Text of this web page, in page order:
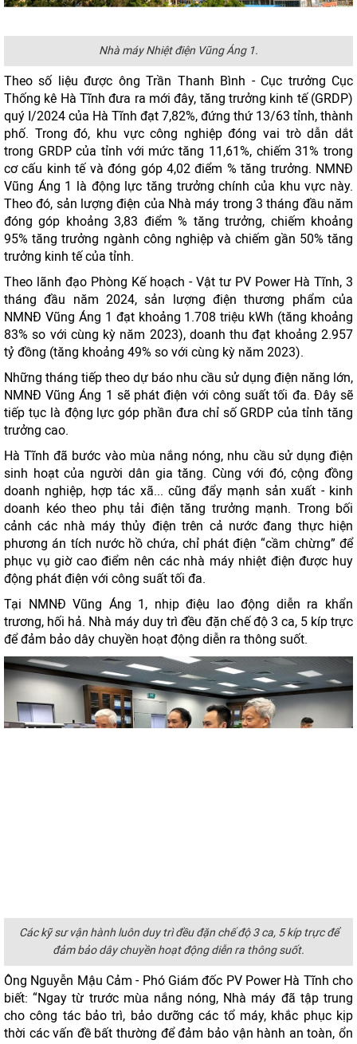
Nhà máy Nhiệt điện Vũng Áng 1.
Theo số liệu được ông Trần Thanh Bình - Cục trưởng Cục
Thống kê Hà Tĩnh đưa ra mới đây, tăng trưởng kinh tế (GRDP)
quý I/2024 của Hà Tĩnh đạt 7,82%, đứng thứ 13/63 tỉnh, thành
phố. Trong đó, khu vực công nghiệp đóng vai trò dẫn dắt
trong GRDP của tỉnh với mức tăng 11,61%, chiếm 31% trong
cơ cấu kinh tế và đóng góp 4,02 điểm % tăng trưởng. NMNĐ
Vũng Áng 1 là động lực tăng trưởng chính của khu vực này.
Theo đó, sản lượng điện của Nhà máy trong 3 tháng đầu năm
đóng góp khoảng 3,83 điểm % tăng trưởng, chiếm khoảng
95% tăng trưởng ngành công nghiệp và chiếm gần 50% tăng
trưởng kinh tế của tỉnh.
Theo lãnh đạo Phòng Kế hoạch - Vật tư PV Power Hà Tĩnh, 3
tháng đầu năm 2024, sản lượng điện thương phẩm của
NMNĐ Vũng Áng 1 đạt khoảng 1.708 triệu kWh (tăng khoảng
83% so với cùng kỳ năm 2023), doanh thu đạt khoảng 2.957
tỷ đồng (tăng khoảng 49% so với cùng kỳ năm 2023).
Những tháng tiếp theo dự báo nhu cầu sử dụng điện năng lớn,
NMNĐ Vũng Áng 1 sẽ phát điện với công suất tối đa. Đây sẽ
tiếp tục là động lực góp phần đưa chỉ số GRDP của tỉnh tăng
trưởng cao.
Hà Tĩnh đã bước vào mùa nắng nóng, nhu cầu sử dụng điện
sinh hoạt của người dân gia tăng. Cùng với đó, cộng đồng
doanh nghiệp, hợp tác xã... cũng đẩy mạnh sản xuất - kinh
doanh kéo theo phụ tải điện tăng trưởng mạnh. Trong bối
cảnh các nhà máy thủy điện trên cả nước đang thực hiện
phương án tích nước hồ chứa, chỉ phát điện “cầm chừng” để
phục vụ giờ cao điểm nên các nhà máy nhiệt điện được huy
động phát điện với công suất tối đa.
Tại NMNĐ Vũng Áng 1, nhịp điệu lao động diễn ra khẩn
trương, hối hả. Nhà máy duy trì đều đặn chế độ 3 ca, 5 kíp trực
để đảm bảo dây chuyền hoạt động diễn ra thông suốt.
Các kỹ sư vận hành luôn duy trì đều đặn chế độ 3 ca, 5 kíp trực để
đảm bảo dây chuyền hoạt động diễn ra thông suốt.
Ông Nguyễn Mậu Cảm - Phó Giám đốc PV Power Hà Tĩnh cho
biết: “Ngay từ trước mùa nắng nóng, Nhà máy đã tập trung
cho công tác bảo trì, bảo dưỡng các tổ máy, khắc phục kịp
thời các vấn đề bất thường để đảm bảo vận hành an toàn, ổn